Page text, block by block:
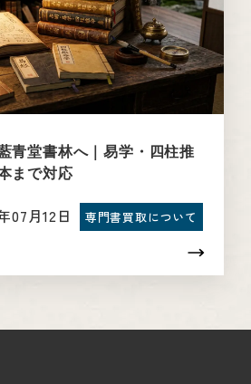
青堂書林へ｜易学・四柱推
まで対応
07月12日 専門書買取について